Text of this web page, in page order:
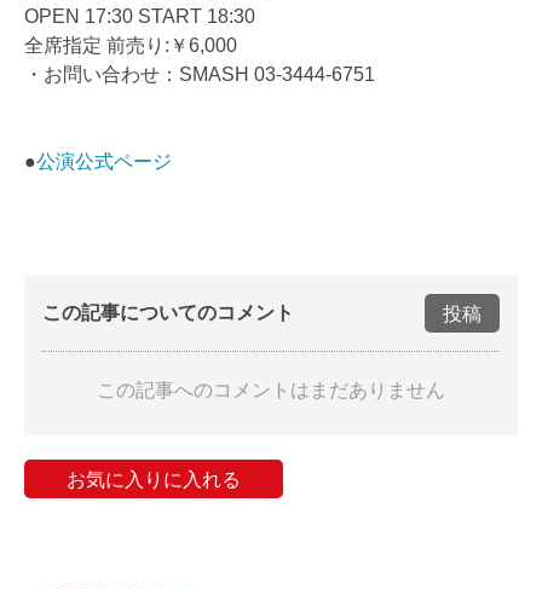
OPEN 17:30 START 18:30
全席指定 前売り:￥6,000
・お問い合わせ：SMASH 03-3444-6751
●公演公式ページ
この記事についてのコメント 投稿
この記事へのコメントはまだありません
お気に入りに入れる